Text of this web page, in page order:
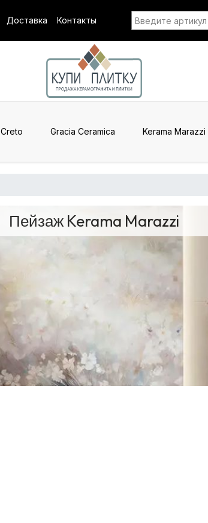
Доставка Контакты
Creto Gracia Ceramica Kerama Marazzi
Пейзаж Kerama Marazzi